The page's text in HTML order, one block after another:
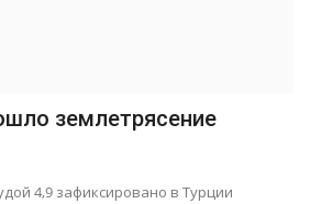
землетрясение
4,9 зафиксировано в Турции